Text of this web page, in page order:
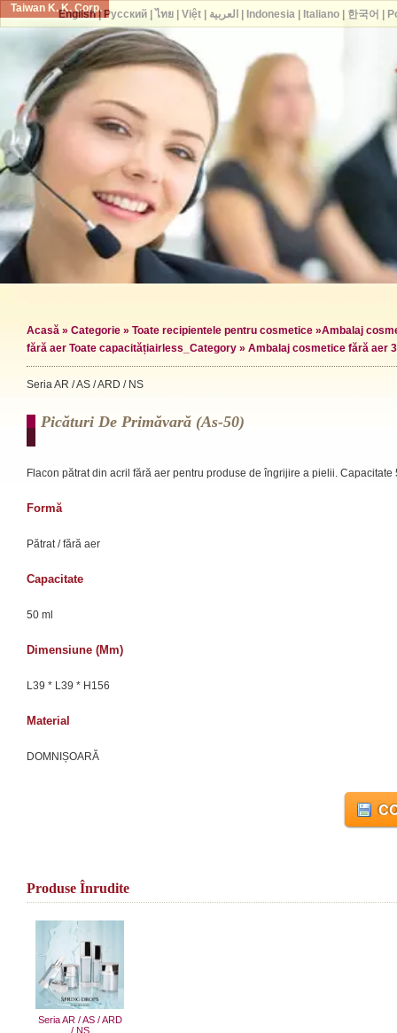
Taiwan K. K. Corp.
Acasă » Categorie » Toate recipientele pentru cosmetice »Ambalaj
fără aer Toate capacitățiairless_Category » Ambalaj cosmetice fără aer
Seria AR / AS / ARD / NS
Picături De Primăvară (as-50)
Flacon pătrat din acril fără aer pentru produse de îngrijire a pielii. Capacitate
Formă
Pătrat / fără aer
Capacitate
50 ml
Dimensiune (mm)
L39 * L39 * H156
Material
DOMNIȘOARĂ
Produse Înrudite
Seria AR / AS / ARD
/ NS
English| Русский| ไทย| Việt| العربية Indonesia| Italiano| 한국어